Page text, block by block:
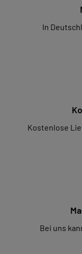
In
Kostenlose
Bei uns